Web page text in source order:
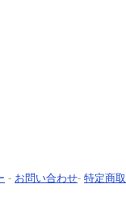
- お問い合わせ- 特定商